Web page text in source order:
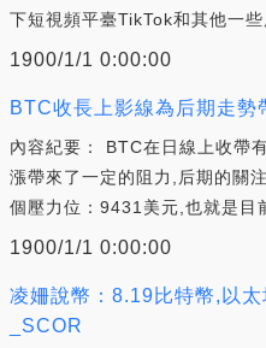
下短視頻平臺TikTok和其他一些
1900/1/1 0:00:00
BTC收長上影線為后期走勢
內容紀要： BTC在日線上收帶
漲帶來了一定的阻力,后期的關
個壓力位：9431美元,也就是目
1900/1/1 0:00:00
凌姍說幣：8.19比特幣,以
_SCOR